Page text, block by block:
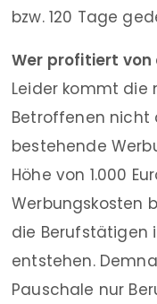
bzw. 120 Tage
Wer profitiert von
Leider kommt die
Betroffenen nicht
bestehende
Höhe von 1.000
Werbungskosten
die Berufstätigen
entstehen.
Pauschale nur